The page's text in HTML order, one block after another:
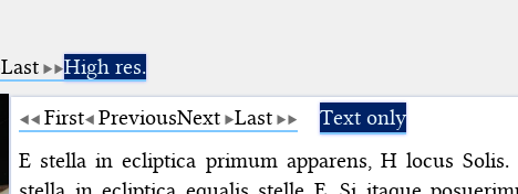
Last
High res.
First PreviousNext Last
Text only
E stella in ecliptica primum apparens, H locus